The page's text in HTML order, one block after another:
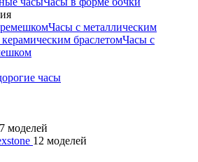
Часы с металлическим
браслетомЧасы с
часы
моделей
12 моделей